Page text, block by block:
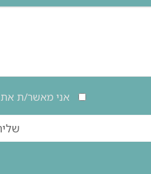
אני מאשר/ת את